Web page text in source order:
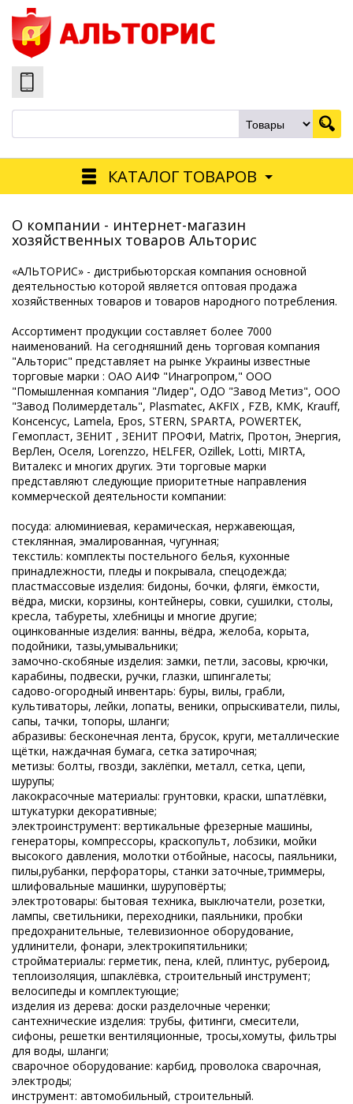
КАТАЛОГ ТОВАРОВ
О компании - интернет-магазин
хозяйственных товаров Альторис
«АЛЬТОРИС» - дистрибьюторская компания основной
деятельностью которой является оптовая продажа
хозяйственных товаров и товаров народного потребления.
Ассортимент продукции составляет более 7000
наименований. На сегодняшний день торговая компания
"Альторис" представляет на рынке Украины известные
торговые марки : ОАО АИФ "Инагропром," ООО
"Помышленная компания "Лидер", ОДО "Завод Метиз", ООО
"Завод Полимердеталь", Plasmatec, AKFIX , FZB, КМК, Krauff,
Консенсус, Lamela, Epos, STERN, SPARTA, POWERTEK,
Гемопласт, ЗЕНИТ , ЗЕНИТ ПРОФИ, Мatrix, Протон, Энергия,
ВерЛен, Оселя, Lorenzzo, HELFER, Ozillek, Lotti, MIRTA,
Виталекс и многих других. Эти торговые марки
представляют следующие приоритетные направления
коммерческой деятельности компании:
посуда: алюминиевая, керамическая, нержавеющая,
стеклянная, эмалированная, чугунная;
текстиль: комплекты постельного белья, кухонные
принадлежности, пледы и покрывала, спецодежда;
пластмассовые изделия: бидоны, бочки, фляги, ёмкости,
вёдра, миски, корзины, контейнеры, совки, сушилки, столы,
кресла, табуреты, хлебницы и многие другие;
оцинкованные изделия: ванны, вёдра, желоба, корыта,
подойники, тазы,умывальники;
замочно-скобяные изделия: замки, петли, засовы, крючки,
карабины, подвески, ручки, глазки, шпингалеты;
садово-огородный инвентарь: буры, вилы, грабли,
культиваторы, лейки, лопаты, веники, опрыскиватели, пилы,
сапы, тачки, топоры, шланги;
абразивы: бесконечная лента, брусок, круги, металлические
щётки, наждачная бумага, сетка затирочная;
метизы: болты, гвозди, заклёпки, металл, сетка, цепи,
шурупы;
лакокрасочные материалы: грунтовки, краски, шпатлёвки,
штукатурки декоративные;
электроинструмент: вертикальные фрезерные машины,
генераторы, компрессоры, краскопульт, лобзики, мойки
высокого давления, молотки отбойные, насосы, паяльники,
пилы,рубанки, перфораторы, станки заточные,триммеры,
шлифовальные машинки, шуруповёрты;
электротовары: бытовая техника, выключатели, розетки,
лампы, светильники, переходники, паяльники, пробки
предохранительные, телевизионное оборудование,
удлинители, фонари, электрокипятильники;
стройматериалы: герметик, пена, клей, плинтус, рубероид,
теплоизоляция, шпаклёвка, строительный инструмент;
велосипеды и комплектующие;
изделия из дерева: доски разделочные черенки;
сантехнические изделия: трубы, фитинги, смесители,
сифоны, решетки вентиляционные, тросы,хомуты, фильтры
для воды, шланги;
сварочное оборудование: карбид, проволока сварочная,
электроды;
инструмент: автомобильный, строительный.